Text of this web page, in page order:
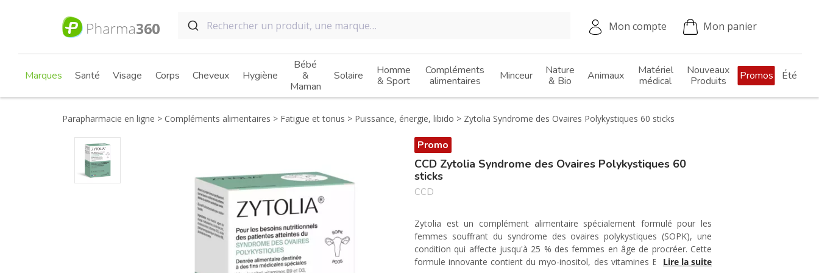
Mon compte Mon panier
Marques Santé Visage Corps Cheveux Hygiène
Bébé
&
Maman
Solaire
Homme
& Sport
Compléments
alimentaires
Minceur
Nature
& Bio
Animaux
Matériel
médical
Nouveaux
Produits
Promos Été
Parapharmacie en ligne Compléments alimentaires Fatigue et tonus Puissance, énergie, libido Zytolia Syndrome des Ovaires Polykystiques 60 sticks
Promo
CCD Zytolia Syndrome des Ovaires Polykystiques 60
sticks
CCD
Zytolia est un complément alimentaire spécialement formulé pour les
femmes souffrant du syndrome des ovaires polykystiques (SOPK), une
condition qui affecte jusqu'à 25 % des femmes en âge de procréer. Cette
formule innovante contient du myo-inositol, des vitamines B9 et D3, ainsi
Lire la suite